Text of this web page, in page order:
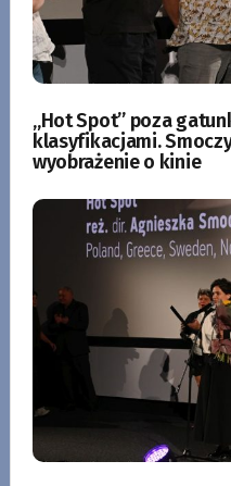
„Hot Spot” poza
klasyfikacjami.
wyobrażenie o kinie